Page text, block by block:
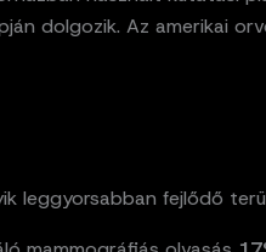
dolgozik. Az amerikai
leggyorsabban fejlődő